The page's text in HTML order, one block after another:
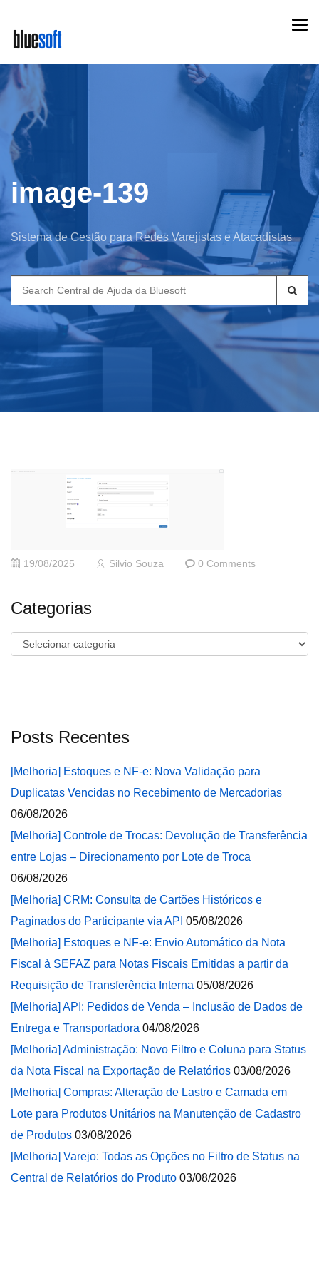
main
content
image-139
Sistema de Gestão para Redes Varejistas e Atacadistas
Search
for:
19/08/2025 Silvio Souza 0 Comments
Categorias
Categorias
Posts Recentes
[Melhoria] Estoques e NF-e: Nova Validação para
Duplicatas Vencidas no Recebimento de Mercadorias
06/08/2026
[Melhoria] Controle de Trocas: Devolução de Transferência
entre Lojas – Direcionamento por Lote de Troca
06/08/2026
[Melhoria] CRM: Consulta de Cartões Históricos e
Paginados do Participante via API 05/08/2026
[Melhoria] Estoques e NF-e: Envio Automático da Nota
Fiscal à SEFAZ para Notas Fiscais Emitidas a partir da
Requisição de Transferência Interna 05/08/2026
[Melhoria] API: Pedidos de Venda – Inclusão de Dados de
Entrega e Transportadora 04/08/2026
[Melhoria] Administração: Novo Filtro e Coluna para Status
da Nota Fiscal na Exportação de Relatórios 03/08/2026
[Melhoria] Compras: Alteração de Lastro e Camada em
Lote para Produtos Unitários na Manutenção de Cadastro
de Produtos 03/08/2026
[Melhoria] Varejo: Todas as Opções no Filtro de Status na
Central de Relatórios do Produto 03/08/2026